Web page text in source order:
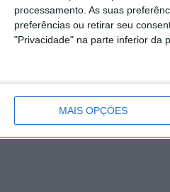
processamento. As suas
preferências ou retirar seu
"Privacidade" na parte inferior da
MAIS OPÇÕES
Futebol Zona de Lazer